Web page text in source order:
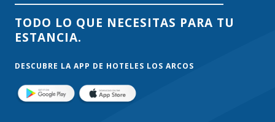
TODO LO QUE NECESITAS PARA TU
ESTANCIA.
DESCUBRE LA APP DE HOTELES LOS ARCOS